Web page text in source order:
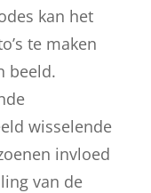
kan het
te maken
beeld.
wisselende
invloed
van de